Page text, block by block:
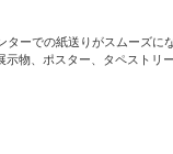
ーでの紙送りがスムーズに
物、ポスター、タペストリ